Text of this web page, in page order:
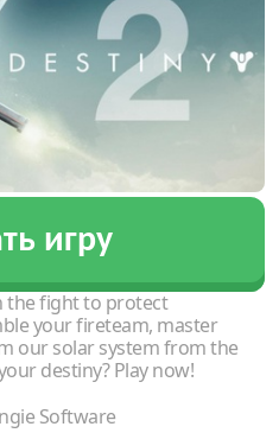
игру
the fight to protect
your fireteam, master
our solar system from the
destiny? Play now!
Software